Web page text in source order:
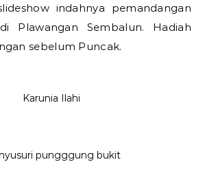
indahnya pemandangan
Plawangan Sembalun. Hadiah
sebelum Puncak.
Karunia Ilahi
pungggung bukit